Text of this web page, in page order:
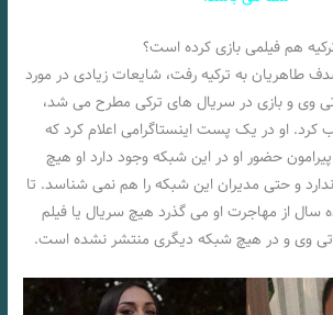
هم فیلمی بازی کرده است؟
طاهریان به ترکیه رفت، شایعات زیادی در مورد
وی و بازی در سریال های ترکی مطرح می شد،
کرد. او در یک پست اینستاگرامی اعلام کرد که
حضور او در این شبکه وجود دارد او هیچ
و حتی مدیران این شبکه را هم نمی شناسد. تا
سال از مهاجرت او می گذرد هیچ سریال یا فیلم
وی و در هیچ شبکه دیگری منتشر نشده است.